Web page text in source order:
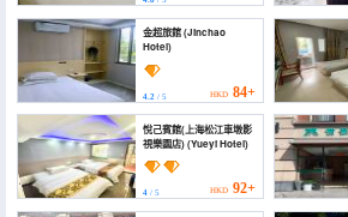
金超旅館 (Jinchao
Hotel)
4.2 / 5 HKD 84+
悅己賓館(上海松江車墩影
視樂園店) (Yueyi Hotel)
4 / 5 HKD 92+